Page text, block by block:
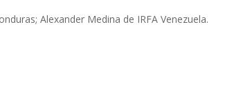
Alexander Medina de IRFA Venezuela.